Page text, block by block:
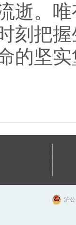
逝。
刻把
的坚
沪公